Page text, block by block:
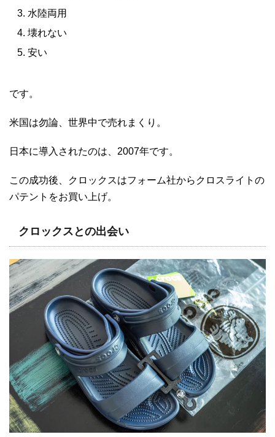
水陸両用
壊れない
安い
です。
米国は勿論、世界中で売れまくり。
日本に導入されたのは、2007年です。
この成功後、クロックスはフォーム社からクロスライトの
パテントをお買い上げ。
クロックスとの出会い